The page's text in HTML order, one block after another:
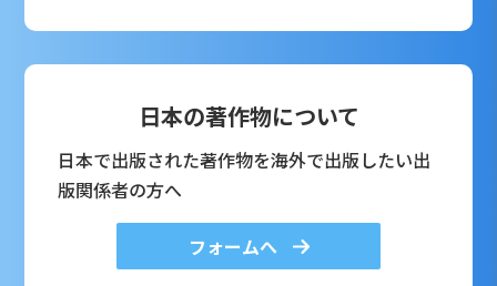
日本の著作物について
日本で出版された著作物を海外で出版したい出
版関係者の方へ
フォームへ